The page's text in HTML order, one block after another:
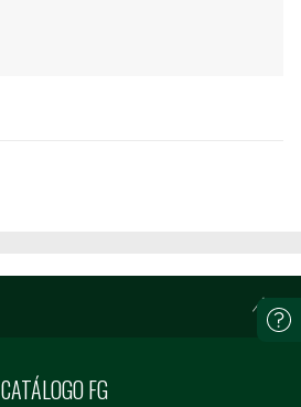
CATÁLOGO FG